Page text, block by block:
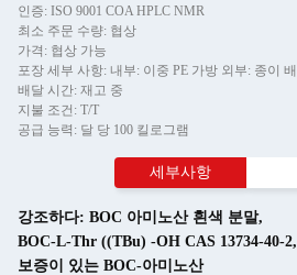
인증: ISO 9001 COA HPLC NMR
최소 주문 수량: 협상
가격: 협상 가능
포장 세부 사항: 내부: 이중 PE 가방 외부: 종이 배
배달 시간: 재고 중
지불 조건: T/T
공급 능력: 달 당 100 킬로그램
세부사항
강조하다: BOC 아미노산 흰색 분말,
BOC-L-Thr ((TBu) -OH CAS 13734-40-2,
보증이 있는 BOC-아미노산